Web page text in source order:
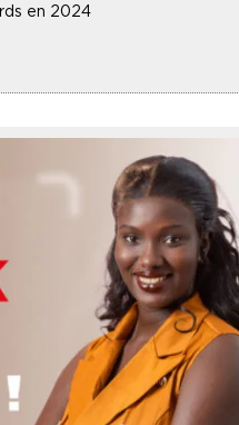
en 2024